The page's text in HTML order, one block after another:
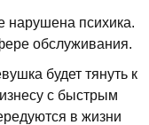
нарушена психика.
обслуживания.
будет тянуть к
с быстрым
в жизни